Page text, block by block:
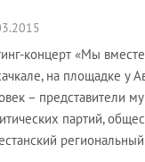
концерт «Мы
на площадке у
– представители
партий,